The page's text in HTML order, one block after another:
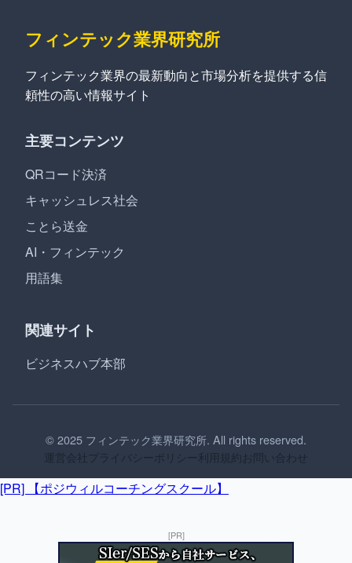
フィンテック業界研究所
フィンテック業界の最新動向と市場分析を提供する信
頼性の高い情報サイト
主要コンテンツ
QRコード決済
キャッシュレス社会
ことら送金
AI・フィンテック
用語集
関連サイト
ビジネスハブ本部
© 2025 フィンテック業界研究所. All rights reserved.
運営会社 プライバシーポリシー利用規約お問い合わせ
[PR] 【ポジウィルコーチングスクール】
[PR]